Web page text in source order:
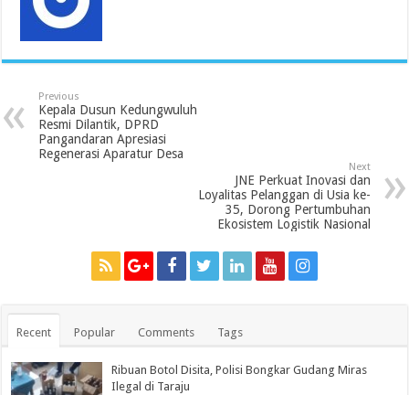
Previous
Kepala Dusun Kedungwuluh
Resmi Dilantik, DPRD
Pangandaran Apresiasi
Regenerasi Aparatur Desa
Next
JNE Perkuat Inovasi dan
Loyalitas Pelanggan di Usia ke-
35, Dorong Pertumbuhan
Ekosistem Logistik Nasional
Recent Popular Comments Tags
Ribuan Botol Disita, Polisi Bongkar Gudang Miras
Ilegal di Taraju